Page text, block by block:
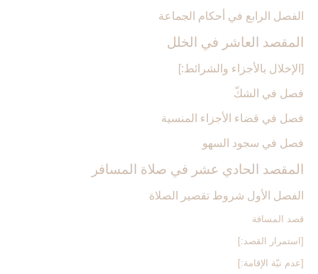
الفصل الرابع في أحكام الجماعة
المقصد العاشر في الخلل‏
[الإخلال بالأجزاء والشرائط:]
فصل في الشكّ
فصل في قضاء الأجزاء المنسية
فصل في سجود السهو
المقصد الحادي عشر في صلاة المسافر
الفصل الأول شروط تقصير الصلاة
قصد المسافة
[استمرار القصد:]
[عدم نيّة الإقامة:]